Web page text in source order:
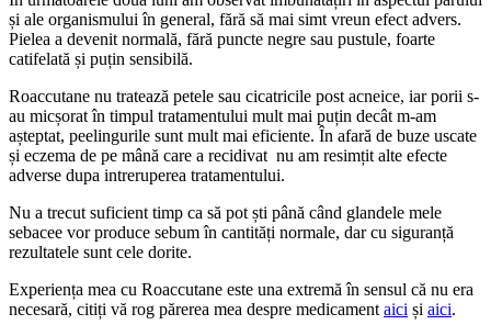
și ale organismului în general, fără să mai simt vreun efect advers.
Pielea a devenit normală, fără puncte negre sau pustule, foarte
catifelată și puțin sensibilă.
Roaccutane nu tratează petele sau cicatricile post acneice, iar porii s-
au micșorat în timpul tratamentului mult mai puțin decât m-am
așteptat, peelingurile sunt mult mai eficiente. În afară de buze uscate
și eczema de pe mână care a recidivat nu am resimțit alte efecte
adverse dupa intreruperea tratamentului.
Nu a trecut suficient timp ca să pot ști până când glandele mele
sebacee vor produce sebum în cantități normale, dar cu siguranță
rezultatele sunt cele dorite.
Experiența mea cu Roaccutane este una extremă în sensul că nu era
necesară, citiți vă rog părerea mea despre medicament aici și aici.